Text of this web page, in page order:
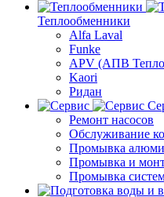
Теплообменники
Alfa Laval
Funke
APV (АПВ
Kaori
Ридан
Ремонт насосов
Обслуживание
Промывка
Промывка и
Промывка